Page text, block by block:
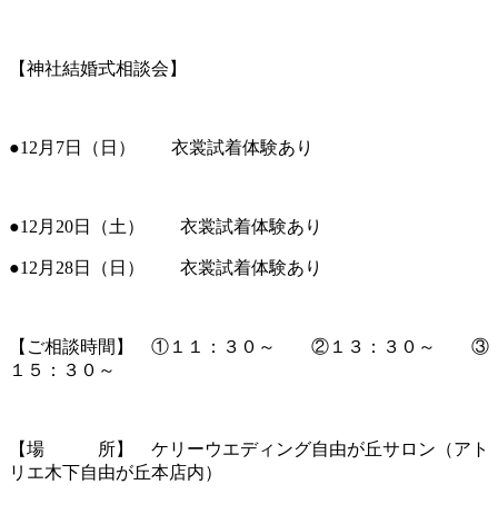
【神社結婚式相談会】
●12月7日（日） 衣裳試着体験あり
●12月20日（土） 衣裳試着体験あり
●12月28日（日） 衣裳試着体験あり
【ご相談時間】 ①１１：３０～ ②１３：３０～ ③
１５：３０～
【場 所】 ケリーウエディング自由が丘サロン（アト
リエ木下自由が丘本店内）